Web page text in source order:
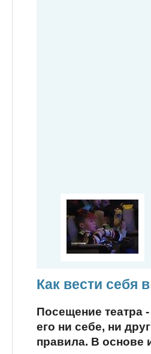
Как вести себя
Посещение театра
его ни себе, ни
правила. В основе